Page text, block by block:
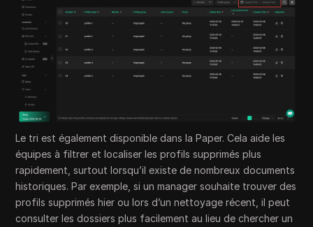
Le tri est également disponible dans la Paper. Cela aide les
équipes à filtrer et localiser les profils supprimés plus
rapidement, surtout lorsqu’il existe de nombreux documents
historiques. Par exemple, si un manager souhaite trouver des
profils supprimés hier ou lors d’un nettoyage récent, il peut
consulter les dossiers plus facilement au lieu de chercher un